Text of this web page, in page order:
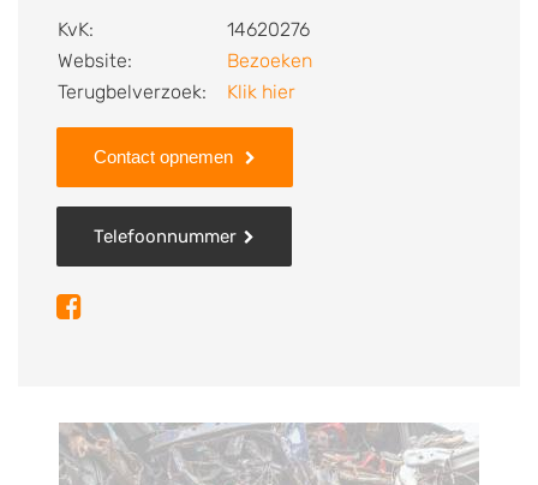
ongeacht merk, type of staat
🚛 Gratis ophaalservice in Maastricht, Sittard, Heerlen
en omgeving
vrijwaringsbewijs
Wij zorgen ervoor dat alles netjes en snel geregeld
🌱Duurzaam en verantwoord recyclen♻️
KvK:
14620276
Website:
Bezoeken
Terugbelverzoek:
Klik hier
Contact opnemen
Telefoonnummer